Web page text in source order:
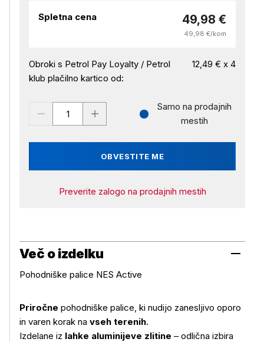
Spletna cena 49,98 €
49,98 €/kom
Obroki s Petrol Pay Loyalty / Petrol
klub plačilno kartico od:
12,49 € x 4
OBVESTITE ME
Samo na prodajnih
mestih
Preverite zalogo na prodajnih mestih
Več o izdelku
Pohodniške palice NES Active
Priročne pohodniške palice, ki nudijo zanesljivo oporo
in varen korak na vseh terenih.
Izdelane iz lahke aluminijeve zlitine – odlična izbira